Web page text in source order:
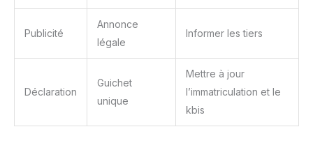
Publicité
Annonce
légale
Informer les tiers
Déclaration
Guichet
unique
Mettre à jour
l’immatriculation et le
kbis